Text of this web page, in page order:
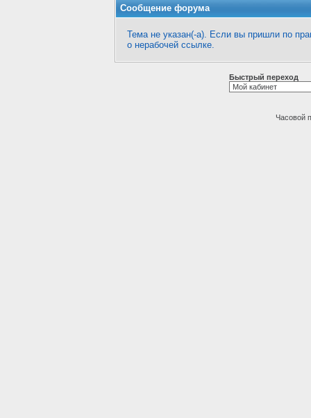
Сообщение форума
Тема не указан(-а). Если вы пришли по
о нерабочей ссылке.
Быстрый переход
Часовой